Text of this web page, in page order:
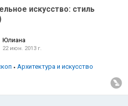
искусство: стиль
Юлиана
22 июн. 2013 г.
Архитектура и искусство